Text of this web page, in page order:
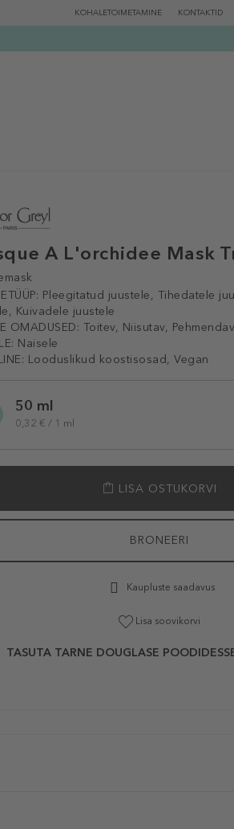
KOHALETOIMETAMINE KONTAKTID
A L'orchidee Mask
Pleegitatud juustele, Tihedatele
Kuivadele juustele
OMADUSED: Toitev, Niisutav, Pehmendav
Naisele
Looduslikud koostisosad, Vegan
50 ml
0,32 € / 1 ml
LISA OSTUKORVI
BRONEERI
Kaupluste saadavus
Lisa soovikorvi
TASUTA TARNE DOUGLASE